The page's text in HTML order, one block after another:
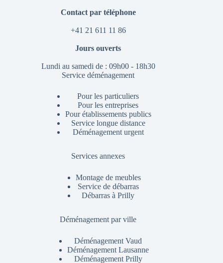
Contact par téléphone
+41 21 611 11 86
Jours ouverts
Lundi au samedi de : 09h00 - 18h30
Service déménagement
Pour les particuliers
Pour les entreprises
Pour établissements publics
Service longue distance
Déménagement urgent
Services annexes
Montage de meubles
Service de débarras
Débarras à Prilly
Déménagement par ville
Déménagement Vaud
Déménagement Lausanne
Déménagement Prilly